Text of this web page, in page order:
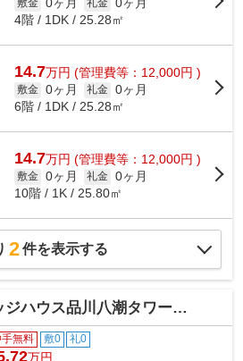
4階 / 1DK / 25.28㎡
14.7万円 (管理費等：12,000円 )
敷金 0ヶ月 礼金 0ヶ月
6階 / 1DK / 25.28㎡
14.7万円 (管理費等：12,000円 )
敷金 0ヶ月 礼金 0ヶ月
10階 / 1K / 25.80㎡
2件を表示する
ハウス品川八潮タワー１号棟
手無料 敷0 礼0
万円